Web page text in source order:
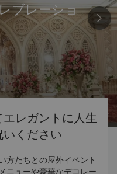
ブレーショ
レガントに人生
ください
方たちとの屋外イベント
ニューや豪華なデコレー